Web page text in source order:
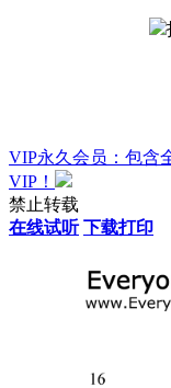
VIP永久会员：包含
VIP！
禁止转载
在线试听 下载打印